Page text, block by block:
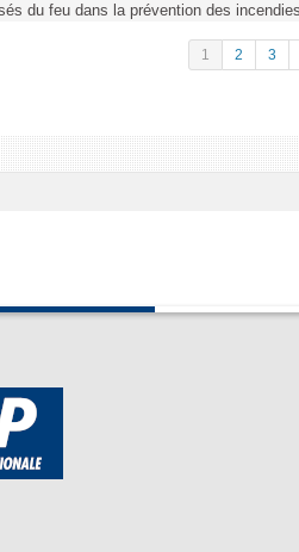
du feu dans la prévention des
1 2 3